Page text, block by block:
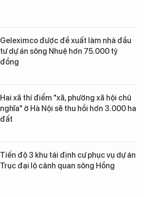
Geleximco được đề xuất làm nhà đầu
tư dự án sông Nhuệ hơn 75.000 tỷ
đồng
Hai xã thí điểm "xã, phường xã hội chủ
nghĩa" ở Hà Nội sẽ thu hồi hơn 3.000 ha
đất
Tiến độ 3 khu tái định cư phục vụ dự án
Trục đại lộ cảnh quan sông Hồng